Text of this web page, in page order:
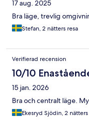
17 aug. 2025
Bra läge, trevlig
Stefan, 2 nätters resa
Verifierad recension
10/10
15 jan. 2026
Bra och centralt läge.
Ekesryd Sjödin, 2 nätters